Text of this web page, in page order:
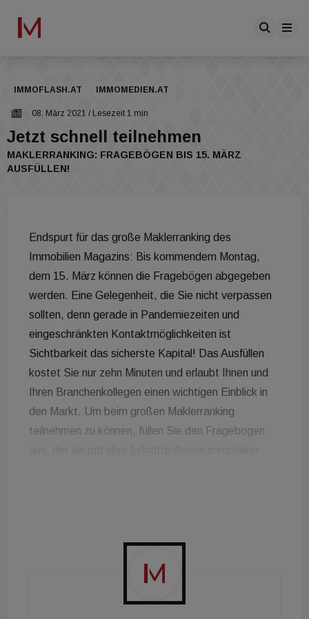
IMMOFLASH.AT IMMOMEDIEN.AT
08. März 2021 / Lesezeit 1 min
Jetzt schnell teilnehmen
MAKLERRANKING: FRAGEBÖGEN BIS 15. MÄRZ
AUSFÜLLEN!
Endspurt für das große Maklerranking des
Immobilien Magazins: Bis kommendem Montag,
dem 15. März können die Fragebögen abgegeben
werden. Eine Gelegenheit, die Sie nicht verpassen
sollten, denn gerade in Pandemiezeiten und
eingeschränkten Kontaktmöglichkeiten ist
Sichtbarkeit das sicherste Kapital! Das Ausfüllen
kostet Sie nur zehn Minuten und erlaubt Ihnen und
Ihren Branchenkollegen einen wichtigen Einblick in
den Markt. Um beim großen Maklerranking
teilnehmen zu können, füllen Sie den Fragebogen
[url=http://www.immobilien-
magazin.at/downloads/maklerrankingfragebogen20
21final.xlsx]immo.ac/f8[/url] downgeloadet werden
kann. Die hier abgefragten Zahlen beziehen sich auf